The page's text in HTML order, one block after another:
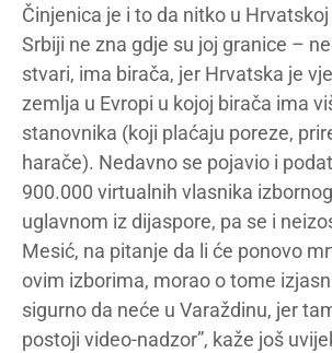
Činjenica je i to da nitko u
Srbiji ne zna gdje su joj granice –
stvari, ima birača, jer Hrvatska je
zemlja u Evropi u kojoj birača ima
stanovnika (koji plaćaju poreze,
harače). Nedavno se pojavio i
900.000 virtualnih vlasnika
uglavnom iz dijaspore, pa se i
Mesić, na pitanje da li će ponovo
ovim izborima, morao o tome
sigurno da neće u Varaždinu, jer
postoji video-nadzor”, kaže još